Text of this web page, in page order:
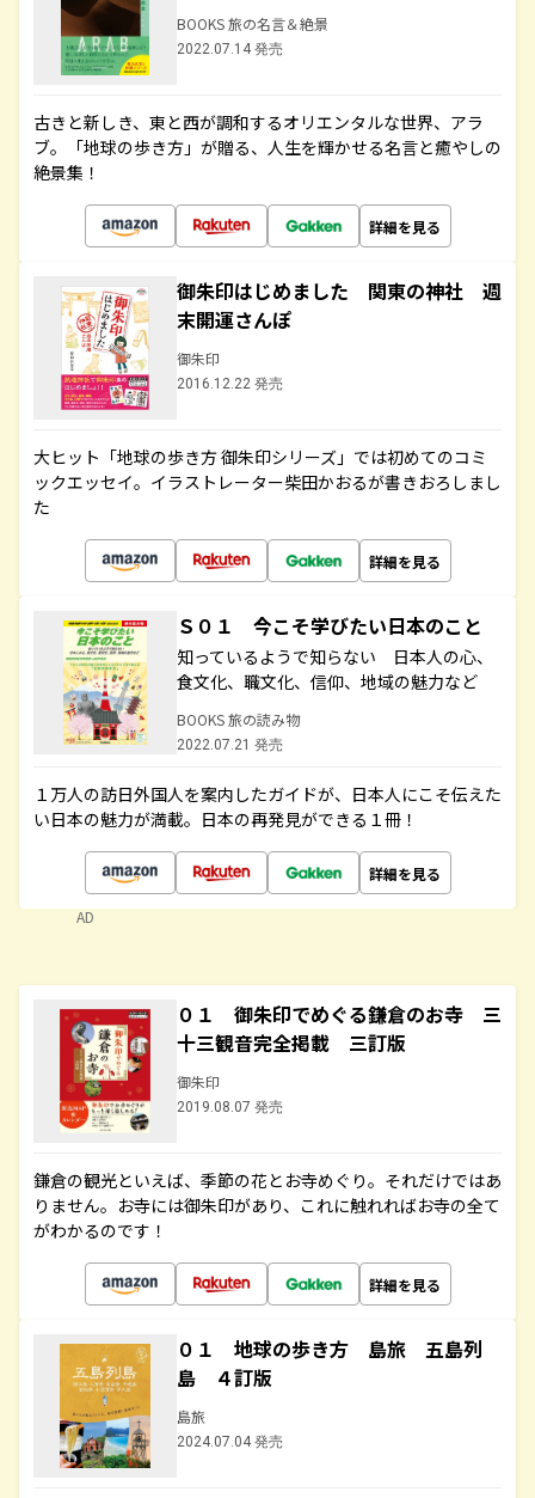
BOOKS 旅の名言＆絶景
2022.07.14 発売
古きと新しき、東と西が調和するオリエンタルな世界、アラ
ブ。「地球の歩き方」が贈る、人生を輝かせる名言と癒やしの
絶景集！
詳細を見る
御朱印はじめました 関東の神社 週
末開運さんぽ
御朱印
2016.12.22 発売
大ヒット「地球の歩き方 御朱印シリーズ」では初めてのコミ
ックエッセイ。イラストレーター柴田かおるが書きおろしまし
た
詳細を見る
Ｓ０１ 今こそ学びたい日本のこと
知っているようで知らない 日本人の心、
食文化、職文化、信仰、地域の魅力など
BOOKS 旅の読み物
2022.07.21 発売
１万人の訪日外国人を案内したガイドが、日本人にこそ伝えた
い日本の魅力が満載。日本の再発見ができる１冊！
詳細を見る
AD
０１ 御朱印でめぐる鎌倉のお寺 三
十三観音完全掲載 三訂版
御朱印
2019.08.07 発売
鎌倉の観光といえば、季節の花とお寺めぐり。それだけではあ
りません。お寺には御朱印があり、これに触れればお寺の全て
がわかるのです！
詳細を見る
０１ 地球の歩き方 島旅 五島列
島 ４訂版
島旅
2024.07.04 発売